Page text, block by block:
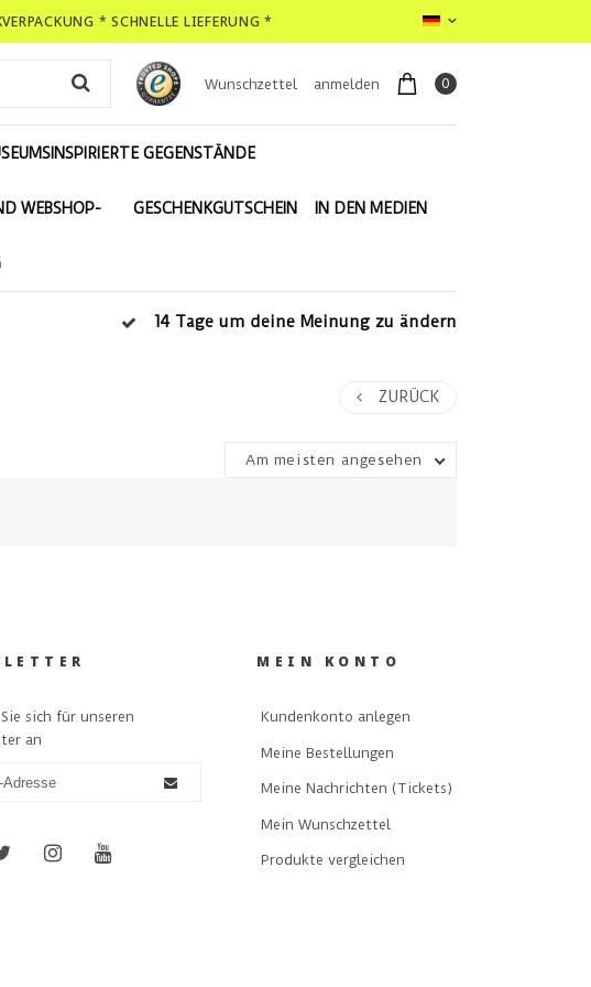
* SCHNELLE LIEFERUNG *
Wunschzettel anmelden 0
GEGENSTÄNDE
WEBSHOP- GESCHENKGUTSCHEIN IN DEN MEDIEN
14 Tage um deine Meinung zu ändern
ZURÜCK
Am meisten angesehen
sich für unseren
an
MEIN KONTO
Kundenkonto anlegen
Meine Bestellungen
Meine Nachrichten (Tickets)
Mein Wunschzettel
Produkte vergleichen